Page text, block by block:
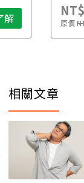
解 原價
相關文章